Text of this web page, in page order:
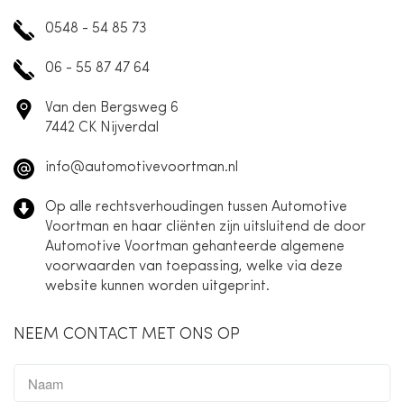
0548 - 54 85 73
06 - 55 87 47 64
Van den Bergsweg 6
7442 CK Nijverdal
info@automotivevoortman.nl
Op alle rechtsverhoudingen tussen Automotive
Voortman en haar cliënten zijn uitsluitend de door
Automotive Voortman gehanteerde algemene
voorwaarden van toepassing, welke via deze
website kunnen worden uitgeprint.
NEEM CONTACT MET ONS OP